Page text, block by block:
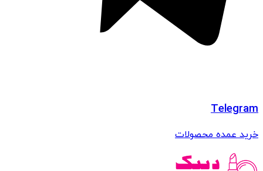
Telegram
خرید عمده محصولات